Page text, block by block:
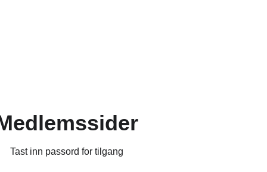
Tast inn passord for tilgang